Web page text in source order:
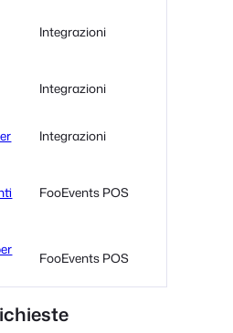
Integrazioni
Integrazioni
Integrazioni
FooEvents POS
FooEvents POS